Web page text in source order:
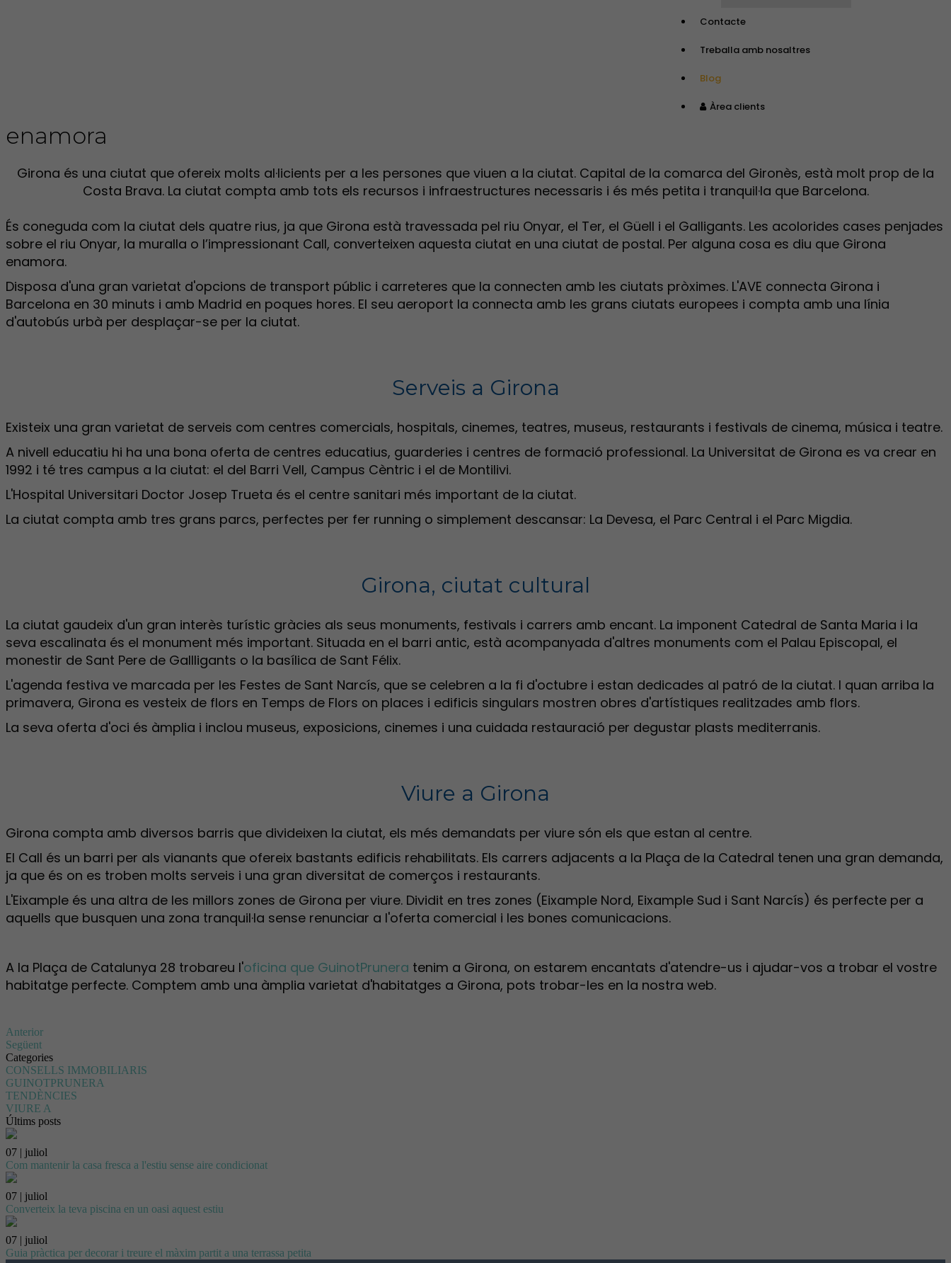
Contacte
Treballa amb nosaltres
Blog
Àrea clients
enamora
Girona és una ciutat que ofereix molts al·licients per a les persones que viuen a la ciutat. Capital de la comarca del Gironès, està molt prop de la
Costa Brava. La ciutat compta amb tots els recursos i infraestructures necessaris i és més petita i tranquil·la que Barcelona.
És coneguda com la ciutat dels quatre rius, ja que Girona està travessada pel riu Onyar, el Ter, el Güell i el Galligants. Les acolorides cases penjades
sobre el riu Onyar, la muralla o l’impressionant Call, converteixen aquesta ciutat en una ciutat de postal. Per alguna cosa es diu que Girona
enamora.
Disposa d'una gran varietat d'opcions de transport públic i carreteres que la connecten amb les ciutats pròximes. L'AVE connecta Girona i
Barcelona en 30 minuts i amb Madrid en poques hores. El seu aeroport la connecta amb les grans ciutats europees i compta amb una línia
d'autobús urbà per desplaçar-se per la ciutat.
Serveis a Girona
Existeix una gran varietat de serveis com centres comercials, hospitals, cinemes, teatres, museus, restaurants i festivals de cinema, música i teatre.
A nivell educatiu hi ha una bona oferta de centres educatius, guarderies i centres de formació professional. La Universitat de Girona es va crear en
1992 i té tres campus a la ciutat: el del Barri Vell, Campus Cèntric i el de Montilivi.
L'Hospital Universitari Doctor Josep Trueta és el centre sanitari més important de la ciutat.
La ciutat compta amb tres grans parcs, perfectes per fer running o simplement descansar: La Devesa, el Parc Central i el Parc Migdia.
Girona, ciutat cultural
La ciutat gaudeix d'un gran interès turístic gràcies als seus monuments, festivals i carrers amb encant. La imponent Catedral de Santa Maria i la
seva escalinata és el monument més important. Situada en el barri antic, està acompanyada d'altres monuments com el Palau Episcopal, el
monestir de Sant Pere de Gallligants o la basílica de Sant Félix.
L'agenda festiva ve marcada per les Festes de Sant Narcís, que se celebren a la fi d'octubre i estan dedicades al patró de la ciutat. I quan arriba la
primavera, Girona es vesteix de flors en Temps de Flors on places i edificis singulars mostren obres d'artístiques realitzades amb flors.
La seva oferta d'oci és àmplia i inclou museus, exposicions, cinemes i una cuidada restauració per degustar plasts mediterranis.
Viure a Girona
Girona compta amb diversos barris que divideixen la ciutat, els més demandats per viure són els que estan al centre.
El Call és un barri per als vianants que ofereix bastants edificis rehabilitats. Els carrers adjacents a la Plaça de la Catedral tenen una gran demanda,
ja que és on es troben molts serveis i una gran diversitat de comerços i restaurants.
L'Eixample és una altra de les millors zones de Girona per viure. Dividit en tres zones (Eixample Nord, Eixample Sud i Sant Narcís) és perfecte per a
aquells que busquen una zona tranquil·la sense renunciar a l'oferta comercial i les bones comunicacions.
A la Plaça de Catalunya 28 trobareu l'oficina que GuinotPrunera tenim a Girona, on estarem encantats d'atendre-us i ajudar-vos a trobar el vostre
habitatge perfecte. Comptem amb una àmplia varietat d'habitatges a Girona, pots trobar-les en la nostra web.
Anterior
Següent
Categories
CONSELLS IMMOBILIARIS
GUINOTPRUNERA
TENDÈNCIES
VIURE A
Últims posts
07 | juliol
Com mantenir la casa fresca a l'estiu sense aire condicionat
07 | juliol
Converteix la teva piscina en un oasi aquest estiu
07 | juliol
Guia pràctica per decorar i treure el màxim partit a una terrassa petita